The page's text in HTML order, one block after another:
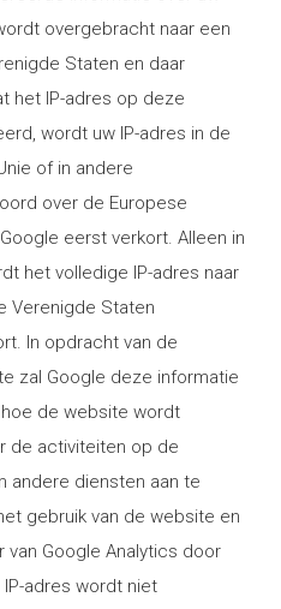
overgebracht naar een
Staten en daar
het IP-adres op deze
wordt uw IP-adres in de
of in andere
over de Europese
eerst verkort. Alleen in
het volledige IP-adres naar
Verenigde Staten
In opdracht van de
zal Google deze informatie
de website wordt
de activiteiten op de
andere diensten aan te
gebruik van de website en
van Google Analytics door
adres wordt niet